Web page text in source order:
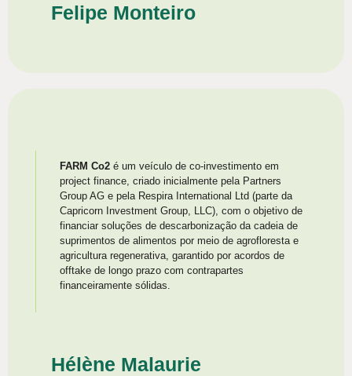
Felipe Monteiro
FARM Co2 é um veículo de co-investimento em
project finance, criado inicialmente pela Partners
Group AG e pela Respira International Ltd (parte da
Capricorn Investment Group, LLC), com o objetivo de
financiar soluções de descarbonização da cadeia de
suprimentos de alimentos por meio de agrofloresta e
agricultura regenerativa, garantido por acordos de
offtake de longo prazo com contrapartes
financeiramente sólidas.
Hélène Malaurie